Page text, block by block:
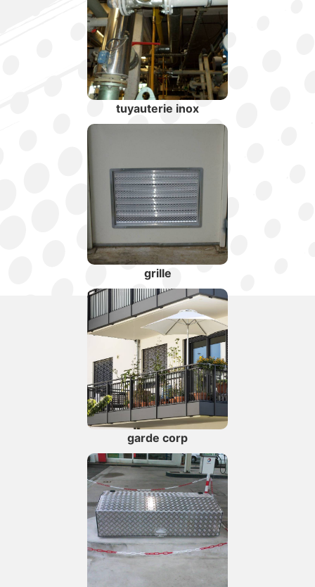
tuyauterie inox
grille
garde corp